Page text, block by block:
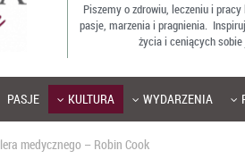
Piszemy o zdrowiu, leczeniu i
pasje, marzenia i pragnienia.
życia i ceniących
PASJE KULTURA WYDARZENIA
medycznego – Robin Cook